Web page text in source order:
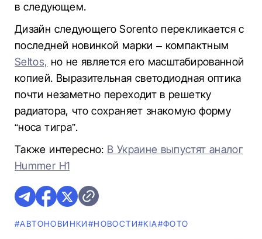
в следующем.
Дизайн следующего Sorento перекликается с
последней новинкой марки – компактным
Seltos, но не является его масштабированной
копией. Выразительная светодиодная оптика
почти незаметно переходит в решетку
радиатора, что сохраняет знакомую форму
“носа тигра”.
Также интересно: В Украине выпустят аналог
Hummer H1
#AВТОНОВИНКИ#НОВОСТИ#KIA#ФОТО